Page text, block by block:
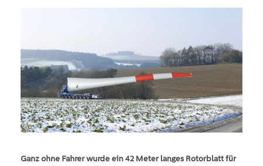
Ganz ohne Fahrer wurde ein 42 Meter langes Rotorblatt für